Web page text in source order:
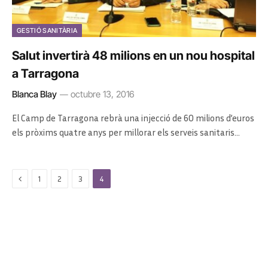
GESTIÓ SANITÀRIA
Salut invertirà 48 milions en un nou hospital
a Tarragona
Blanca Blay octubre 13, 2016
El Camp de Tarragona rebrà una injecció de 60 milions d’euros
els pròxims quatre anys per millorar els serveis sanitaris…
Previous
1 2 3 4